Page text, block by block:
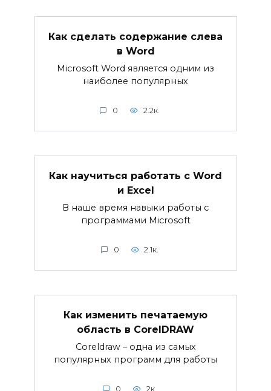
Как сделать содержание слева
в Word
Microsoft Word является одним из
наиболее популярных
0 2.2к.
Как научиться работать с Word
и Excel
В наше время навыки работы с
программами Microsoft
0 2.1к.
Как изменить печатаемую
область в CorelDRAW
Coreldraw – одна из самых
популярных программ для работы
0 2к.